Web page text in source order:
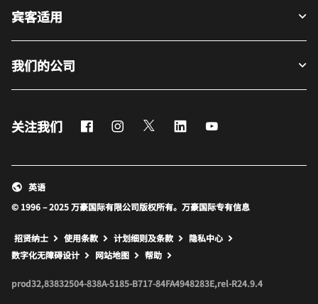
宾客适用
我们的公司
关注我们 FacebookInstagram
Twitter LinkedIn
© 1996 – 2025 万豪国际有限公司版权所有。万豪国际专有信息
英语
招贤纳士 使用条款 计划细则及条款
隐私中心
数字化无障碍设计
网站地图 打开新窗口
帮助
prod32,83832504-838A-5185-B717-84FA4948283E,rel-R24.9.4